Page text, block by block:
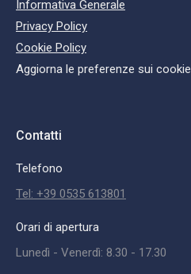
Informativa Generale
Privacy Policy
Cookie Policy
Aggiorna le preferenze sui cookie
Contatti
Telefono
Tel: +39 0535 613801
Orari di apertura
Lunedì - Venerdì: 8.30 - 17.30